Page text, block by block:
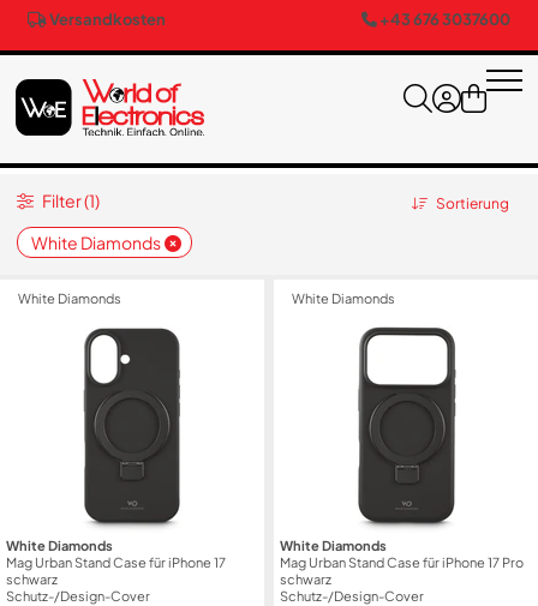
Versandkosten +43 676 3037600
Sortierung
White Diamonds
Filter (1)
White Diamonds
White Diamonds
Mag Urban Stand Case für iPhone 17
schwarz
Schutz-/Design-Cover
White Diamonds
White Diamonds
Mag Urban Stand Case für iPhone 17 Pro
schwarz
Schutz-/Design-Cover